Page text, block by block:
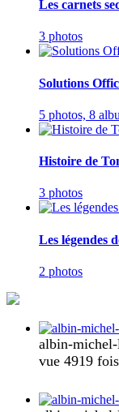
Les carnets
3 photos
Solutions
5 photos, 8
Histoire de
3 photos
Les légendes
2 photos
albin-
vue 4919 fois